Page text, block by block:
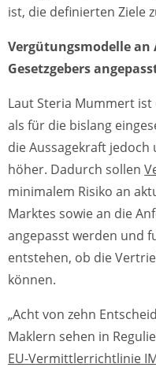
ist, die definierten Ziele
Vergütungsmodelle an
Gesetzgebers
Laut Steria Mummert
als für die bislang
die Aussagekraft jedoch
höher. Dadurch sollen
minimalem Risiko an
Marktes sowie an die
angepasst werden und
entstehen, ob die
können.
„Acht von zehn
Maklern sehen in
EU-Vermittlerrichtlinie